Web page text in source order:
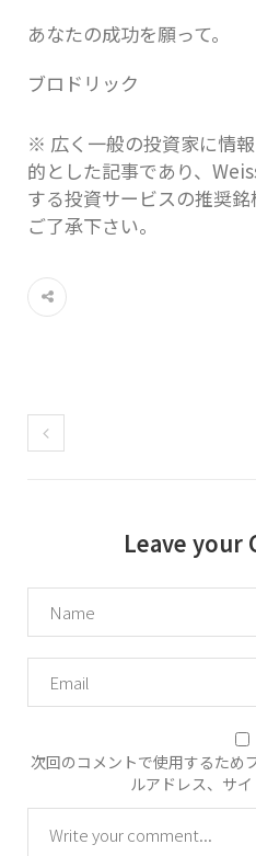
あなたの成功を願って。
ブロドリック
※ 広く一般の投資家に情
的とした記事であり、
する投資サービスの推奨
ご了承下さい。
Leave your
次回のコメントで使用するため
ルアドレス、サイ